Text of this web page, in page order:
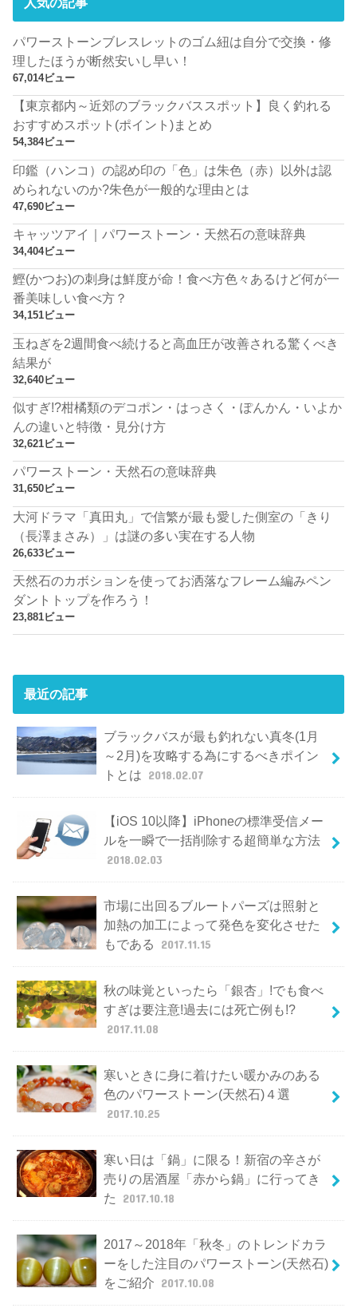
パワーストーンブレスレットのゴム紐は自分で交換・修
理したほうが断然安いし早い！
67,014ビュー
【東京都内～近郊のブラックバススポット】良く釣れる
おすすめスポット(ポイント)まとめ
54,384ビュー
印鑑（ハンコ）の認め印の「色」は朱色（赤）以外は認
められないのか?朱色が一般的な理由とは
47,690ビュー
キャッツアイ｜パワーストーン・天然石の意味辞典
34,404ビュー
鰹(かつお)の刺身は鮮度が命！食べ方色々あるけど何が一
番美味しい食べ方？
34,151ビュー
玉ねぎを2週間食べ続けると高血圧が改善される驚くべき
結果が
32,640ビュー
似すぎ!?柑橘類のデコポン・はっさく・ぽんかん・いよか
んの違いと特徴・見分け方
32,621ビュー
パワーストーン・天然石の意味辞典
31,650ビュー
大河ドラマ「真田丸」で信繁が最も愛した側室の「きり
（長澤まさみ）」は謎の多い実在する人物
26,633ビュー
天然石のカボションを使ってお洒落なフレーム編みペン
ダントトップを作ろう！
23,881ビュー
最近の記事
ブラックバスが最も釣れない真冬(1月
～2月)を攻略する為にするべきポイン
トとは 2018.02.07
【iOS 10以降】iPhoneの標準受信メー
ルを一瞬で一括削除する超簡単な方法
2018.02.03
市場に出回るブルートパーズは照射と
加熱の加工によって発色を変化させた
もである
2017.11.15
秋の味覚といったら「銀杏」!でも食べ
すぎは要注意!過去には死亡例も!?
2017.11.08
寒いときに身に着けたい暖かみのある
色のパワーストーン(天然石)４選
2017.10.25
寒い日は「鍋」に限る！新宿の辛さが
売りの居酒屋「赤から鍋」に行ってき
た
2017.10.18
2017～2018年「秋冬」のトレンドカラ
ーをした注目のパワーストーン(天然石)
をご紹介 2017.10.08